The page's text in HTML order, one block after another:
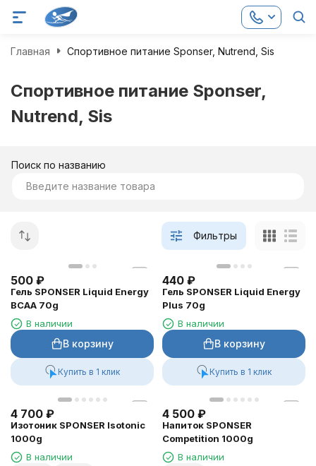
Главная Спортивное питание Sponser, Nutrend, Sis
Спортивное питание Sponser,
Nutrend, Sis
Поиск по названию
Фильтры
500 ₽
Гель SPONSER Liquid Energy
BCAA 70g
В наличии
В корзину
Купить в 1 клик
440 ₽
Гель SPONSER Liquid Energy
Plus 70g
В наличии
В корзину
Купить в 1 клик
4 700 ₽
Изотоник SPONSER Isotonic
1000g
В наличии
4 500 ₽
Напиток SPONSER
Competition 1000g
В наличии